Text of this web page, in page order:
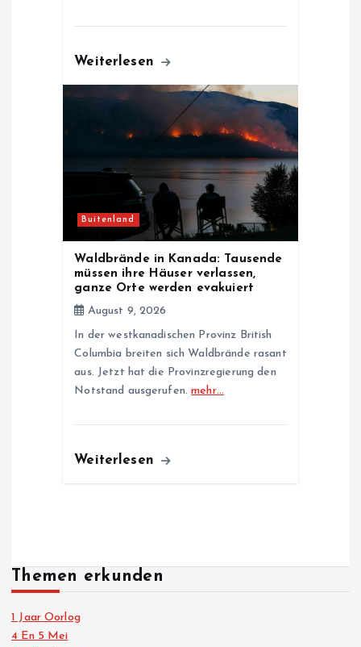
Weiterlesen
Buitenland
Waldbrände in Kanada: Tausende
müssen ihre Häuser verlassen,
ganze Orte werden evakuiert
August 9, 2026
In der westkanadischen Provinz British
Columbia breiten sich Waldbrände rasant
aus. Jetzt hat die Provinzregierung den
Notstand ausgerufen.mehr…
Weiterlesen
Themen erkunden
1 Jaar Oorlog
4 En 5 Mei